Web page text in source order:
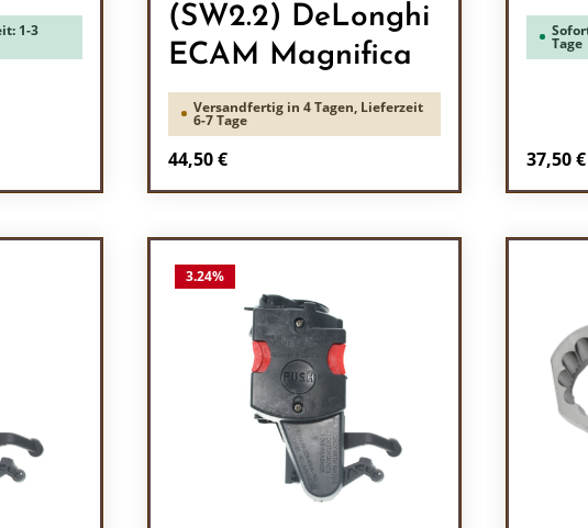
1-3
(SW2.2) DeLonghi
ECAM Magnifica
Versandfertig in 4 Tagen, Lieferzeit
6-7 Tage
Regulärer Preis:
44,50 €
Tage
37,50 €
3.24%